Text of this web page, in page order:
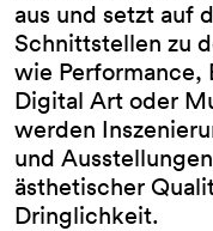
Über
aus und setzt auf
Schnittstellen zu
wie Performance,
Digital Art oder
werden
und
ästhetischer
Dringlichkeit.